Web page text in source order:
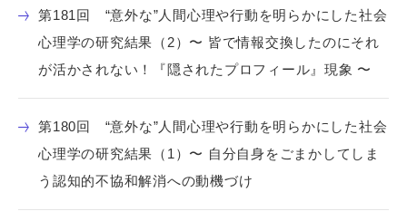
第181回 “意外な”人間心理や行動を明らかにした社会
心理学の研究結果（2）〜 皆で情報交換したのにそれ
が活かされない！『隠されたプロフィール』現象 〜
第180回 “意外な”人間心理や行動を明らかにした社会
心理学の研究結果（1）〜 自分自身をごまかしてしま
う認知的不協和解消への動機づけ